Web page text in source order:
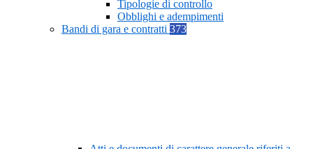
Tipologie di controllo
Obblighi e adempimenti
Bandi di gara e contratti 373